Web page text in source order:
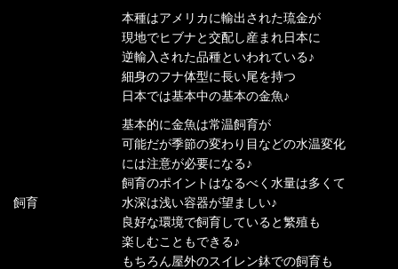
本種はアメリカに輸出された琉金が
現地でヒブナと交配し産まれ日本に
逆輸入された品種といわれている♪
細身のフナ体型に長い尾を持つ
日本では基本中の基本の金魚♪
飼育
基本的に金魚は常温飼育が
可能だが季節の変わり目などの水温変化
には注意が必要になる♪
飼育のポイントはなるべく水量は多くて
水深は浅い容器が望ましい♪
良好な環境で飼育していると繁殖も
楽しむこともできる♪
もちろん屋外のスイレン鉢での飼育も